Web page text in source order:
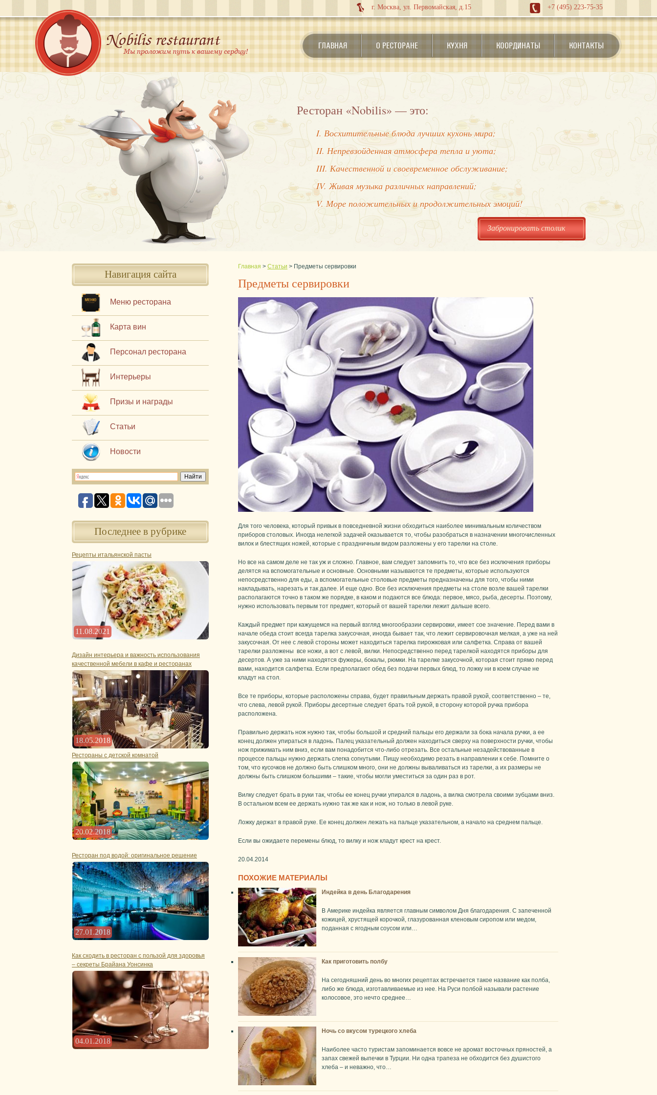
г. Москва, ул. Первомайская, д.15 +7 (495) 223-75-35
ГЛАВНАЯ О РЕСТОРАНЕ КУХНЯ КООРДИНАТЫ КОНТАКТЫ
Ресторан «Nobilis» — это:
I. Восхитительные блюда лучших кухонь мира;
II. Непревзойденная атмосфера тепла и уюта;
III. Качественной и своевременное обслуживание;
IV. Живая музыка различных направлений;
V. Море положительных и продолжительных эмоций!
Забронировать столик
Навигация сайта
Меню ресторана
Карта вин
Персонал ресторана
Интерьеры
Призы и награды
Статьи
Новости
Последнее в рубрике
Рецепты итальянской пасты
11.08.2021
Дизайн интерьера и важность использования
качественной мебели в кафе и ресторанах
18.05.2018
Рестораны с детской комнатой
20.02.2018
Ресторан под водой: оригинальное решение
27.01.2018
Как сходить в ресторан с пользой для здоровья
– секреты Брайана Уонсинка
04.01.2018
Главная > Статьи > Предметы сервировки
Предметы сервировки
Для того человека, который привык в повседневной жизни обходиться наиболее минимальным количеством
приборов столовых. Иногда нелегкой задачей оказывается то, чтобы разобраться в назначении многочисленных
вилок и блестящих ножей, которые с праздничным видом разложены у его тарелки на столе.
Но все на самом деле не так уж и сложно. Главное, вам следует запомнить то, что все без исключения приборы
делятся на вспомогательные и основные. Основными называются те предметы, которые используются
непосредственно для еды, а вспомогательные столовые предметы предназначены для того, чтобы ними
накладывать, нарезать и так далее. И еще одно. Все без исключения предметы на столе возле вашей тарелки
располагаются точно в таком же порядке, в каком и подаются все блюда: первое, мясо, рыба, десерты. Поэтому,
нужно использовать первым тот предмет, который от вашей тарелки лежит дальше всего.
Каждый предмет при кажущемся на первый взгляд многообразии сервировки, имеет сое значение. Перед вами в
начале обеда стоит всегда тарелка закусочная, иногда бывает так, что лежит сервировочная мелкая, а уже на ней
закусочная. От нее с левой стороны может находиться тарелка пирожковая или салфетка. Справа от вашей
тарелки разложены все ножи, а вот с левой, вилки. Непосредственно перед тарелкой находятся приборы для
десертов. А уже за ними находятся фужеры, бокалы, рюмки. На тарелке закусочной, которая стоит прямо перед
вами, находится салфетка. Если предполагают обед без подачи первых блюд, то ложку ни в коем случае не
кладут на стол.
Все те приборы, которые расположены справа, будет правильным держать правой рукой, соответственно – те,
что слева, левой рукой. Приборы десертные следует брать той рукой, в сторону которой ручка прибора
расположена.
Правильно держать нож нужно так, чтобы большой и средний пальцы его держали за бока начала ручки, а ее
конец должен упираться в ладонь. Палец указательный должен находиться сверху на поверхности ручки, чтобы
нож прижимать ним вниз, если вам понадобится что-либо отрезать. Все остальные незадействованные в
процессе пальцы нужно держать слегка согнутыми. Пищу необходимо резать в направлении к себе. Помните о
том, что кусочков не должно быть слишком много, они не должны вываливаться из тарелки, а их размеры не
должны быть слишком большими – такие, чтобы могли уместиться за один раз в рот.
Вилку следует брать в руки так, чтобы ее конец ручки упирался в ладонь, а вилка смотрела своими зубцами вниз.
В остальном всем ее держать нужно так же как и нож, но только в левой руке.
Ложку держат в правой руке. Ее конец должен лежать на пальце указательном, а начало на среднем пальце.
Если вы ожидаете перемены блюд, то вилку и нож кладут крест на крест.
20.04.2014
ПОХОЖИЕ МАТЕРИАЛЫ
Индейка в день Благодарения
В Америке индейка является главным символом Дня благодарения. С запеченной
кожицей, хрустящей корочкой, глазурованная кленовым сиропом или медом,
поданная с ягодным соусом или…
Как приготовить полбу
На сегодняшний день во многих рецептах встречается такое название как полба,
либо же блюда, изготавливаемые из нее. На Руси полбой называли растение
колосовое, это нечто среднее…
Ночь со вкусом турецкого хлеба
Наиболее часто туристам запоминается вовсе не аромат восточных пряностей, а
запах свежей выпечки в Турции. Ни одна трапеза не обходится без душистого
хлеба – и неважно, что…